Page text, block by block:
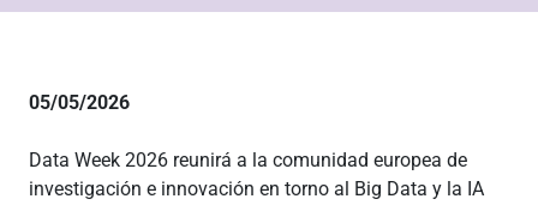
05/05/2026
Data Week 2026 reunirá a la comunidad europea de
investigación e innovación en torno al Big Data y la IA